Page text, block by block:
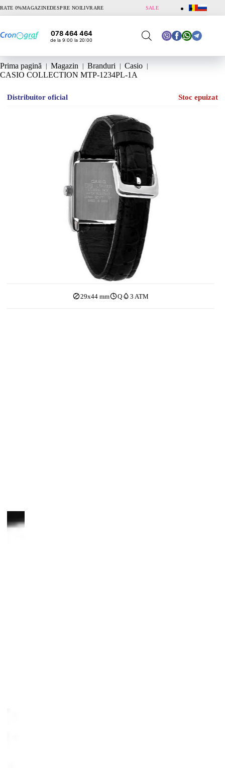
RATE 0%MAGAZINEDESPRE NOILIVRARE SALE
078 464 464
de la 9:00 la 20:00
Prima pagină Magazin Branduri
Casio
CASIO COLLECTION MTP-1234PL-1A
Distribuitor oficial Stoc epuizat
29x44 mm Q 3 ATM